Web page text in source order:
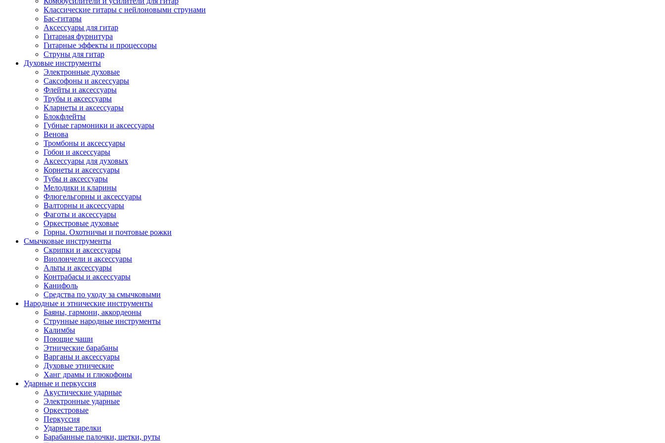
Классические гитары с нейлоновыми струнами
Бас-гитары
Аксессуары для гитар
Гитарная фурнитура
Гитарные эффекты и процессоры
Струны для гитар
Духовые инструменты
Электронные духовые
Саксофоны и аксессуары
Флейты и аксессуары
Трубы и аксессуары
Кларнеты и аксессуары
Блокфлейты
Губные гармоники и аксессуары
Венова
Тромбоны и аксессуары
Гобои и аксессуары
Аксессуары для духовых
Корнеты и аксессуары
Тубы и аксессуары
Мелодики и кларины
Флюгельгорны и аксессуары
Валторны и аксессуары
Фаготы и аксессуары
Оркестровые духовые
Горны. Охотничьи и почтовые рожки
Смычковые инструменты
Скрипки и аксессуары
Виолончели и аксессуары
Альты и аксессуары
Контрабасы и аксессуары
Канифоль
Средства по уходу за смычковыми
Народные и этнические инструменты
Баяны, гармони, аккордеоны
Струнные народные инструменты
Калимбы
Поющие чаши
Этнические барабаны
Варганы и аксессуары
Духовые этнические
Ханг драмы и глюкофоны
Ударные и перкуссия
Акустические ударные
Электронные ударные
Оркестровые
Перкуссия
Ударные тарелки
Барабанные палочки, щетки, руты